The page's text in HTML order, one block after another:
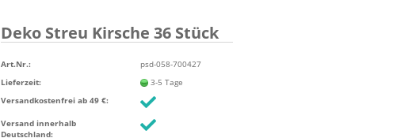
Konto erstellen
Deko Streu Kir­sche 36 Stück
Art.Nr.:
psd-058-700427
Lieferzeit:
3-5 Tage
Versandkostenfrei ab 49 €:
Versand innerhalb
Deutschland: